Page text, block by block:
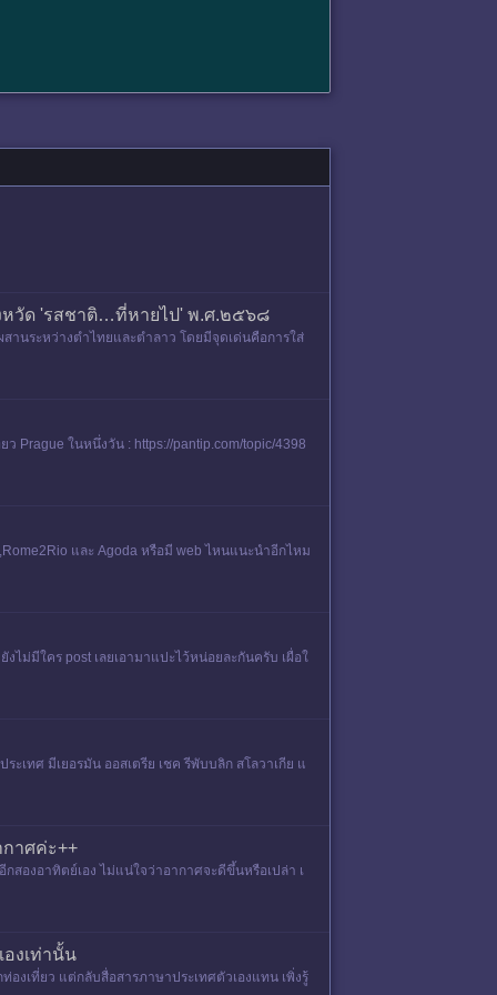
หวัด 'รสชาติ…ที่หายไป' พ.ศ.๒๕๖๘
นระหว่างตำไทยและตำลาว โดยมีจุดเด่นคือการใส่
Prague ในหนึ่งวัน : https://pantip.com/topic/4398
และ Agoda หรือมี web ไหนแนะนำอีกไหม
ม่มีใคร post เลยเอามาแปะไว้หน่อยละกันครับ เผื่อใ
เทศ มีเยอรมัน ออสเตรีย เชค รีพับบลิก สโลวาเกีย แ
าศค่ะ++
องอาทิตย์เอง ไม่แน่ใจว่าอากาศจะดีขึ้นหรือเปล่า เ
งเท่านั้น
งเที่ยว แต่กลับสื่อสารภาษาประเทศตัวเองแทน เพิ่งรู้